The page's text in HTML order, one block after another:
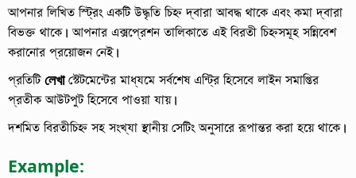
আপনার লিখিত স্ট্রিং একটি উদ্ধৃতি চিহ্ন দ্বারা আবদ্ধ থাকে এবং কমা দ্বারা
বিভক্ত থাকে। আপনার এক্সপ্রেশন তালিকাতে এই বিরতী চিহ্নসমূহ সন্নিবেশ
করানোর প্রয়োজন নেই।
প্রতিটিলেখাস্টেটমেন্টের মাধ্যমে সর্বশেষ এন্ট্রি হিসেবে লাইন সমাপ্তির
প্রতীক আউটপুট হিসেবে পাওয়া যায়।
দশমিত বিরতীচিহ্ন সহ সংখ্যা স্থানীয় সেটিং অনুসারে রূপান্তর করা হয়ে থাকে।
Example: